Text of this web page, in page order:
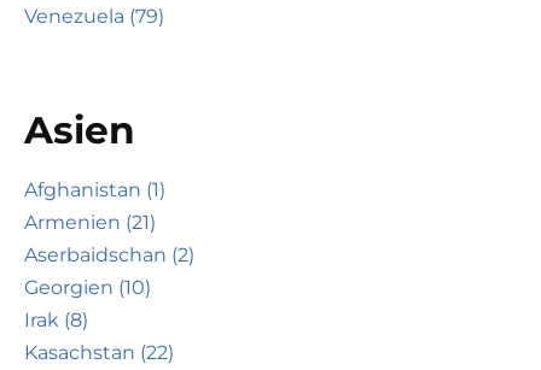
Venezuela (79)
Asien
Afghanistan (1)
Armenien (21)
Aserbaidschan (2)
Georgien (10)
Irak (8)
Kasachstan (22)